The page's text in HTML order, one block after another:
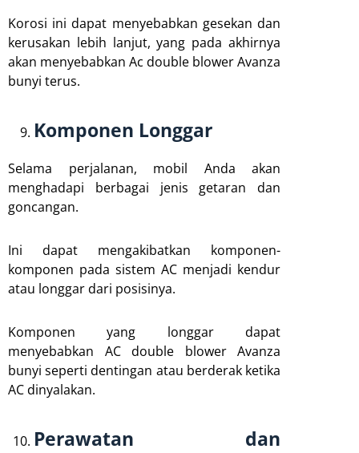
Korosi ini dapat menyebabkan gesekan dan
kerusakan lebih lanjut, yang pada akhirnya
akan menyebabkan Ac double blower Avanza
bunyi terus.
Komponen Longgar
Selama perjalanan, mobil Anda akan
menghadapi berbagai jenis getaran dan
goncangan.
Ini dapat mengakibatkan komponen-
komponen pada sistem AC menjadi kendur
atau longgar dari posisinya.
Komponen yang longgar dapat
menyebabkan AC double blower Avanza
bunyi seperti dentingan atau berderak ketika
AC dinyalakan.
Perawatan dan